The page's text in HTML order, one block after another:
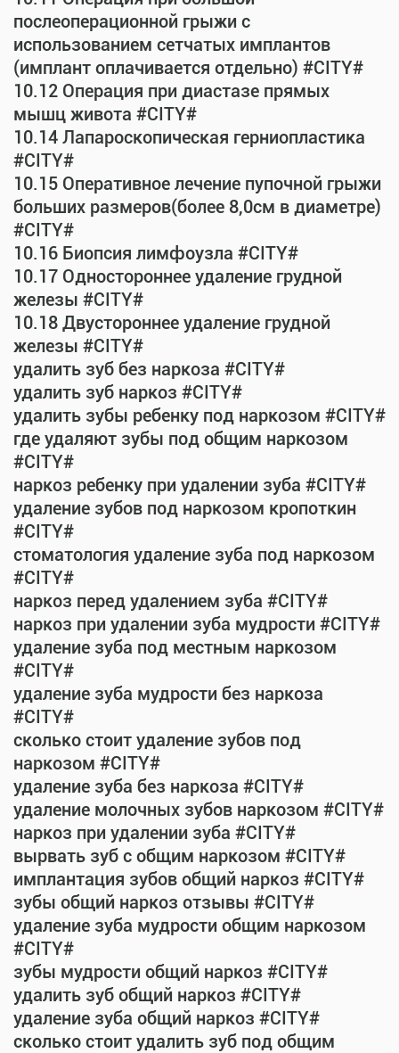
послеоперационной грыжи с
использованием сетчатых имплантов
(имплант оплачивается отдельно) #CITY#
10.12 Операция при диастазе прямых
мышц живота #CITY#
10.14 Лапароскопическая герниопластика
#CITY#
10.15 Оперативное лечение пупочной грыжи
больших размеров(более 8,0см в диаметре)
#CITY#
10.16 Биопсия лимфоузла #CITY#
10.17 Одностороннее удаление грудной
железы #CITY#
10.18 Двустороннее удаление грудной
железы #CITY#
удалить зуб без наркоза #CITY#
удалить зуб наркоз #CITY#
удалить зубы ребенку под наркозом #CITY#
где удаляют зубы под общим наркозом
#CITY#
наркоз ребенку при удалении зуба #CITY#
удаление зубов под наркозом кропоткин
#CITY#
стоматология удаление зуба под наркозом
#CITY#
наркоз перед удалением зуба #CITY#
наркоз при удалении зуба мудрости #CITY#
удаление зуба под местным наркозом
#CITY#
удаление зуба мудрости без наркоза
#CITY#
сколько стоит удаление зубов под
наркозом #CITY#
удаление зуба без наркоза #CITY#
удаление молочных зубов наркозом #CITY#
наркоз при удалении зуба #CITY#
вырвать зуб с общим наркозом #CITY#
имплантация зубов общий наркоз #CITY#
зубы общий наркоз отзывы #CITY#
удаление зуба мудрости общим наркозом
#CITY#
зубы мудрости общий наркоз #CITY#
удалить зуб общий наркоз #CITY#
удаление зуба общий наркоз #CITY#
сколько стоит удалить зуб под общим